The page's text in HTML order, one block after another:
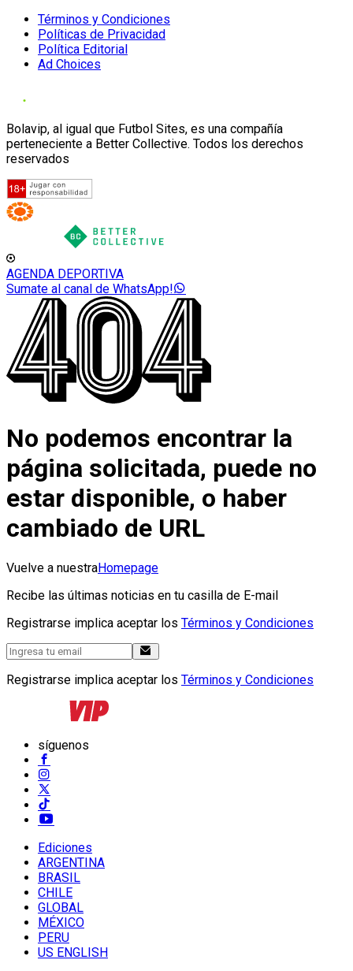
Términos y Condiciones
Políticas de Privacidad
Política Editorial
Ad Choices
Bolavip, al igual que Futbol Sites, es una compañía
perteneciente a Better Collective. Todos los derechos
reservados
AGENDA DEPORTIVA
Sumate al canal de WhatsApp!
No podemos encontrar la
página solicitada, puede no
estar disponible, o haber
cambiado de URL
Vuelve a nuestraHomepage
Recibe las últimas noticias en tu casilla de E-mail
Registrarse implica aceptar los Términos y Condiciones
Registrarse implica aceptar los Términos y Condiciones
síguenos
Ediciones
ARGENTINA
BRASIL
CHILE
GLOBAL
MÉXICO
PERU
US ENGLISH